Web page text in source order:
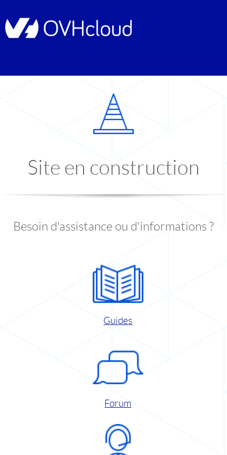
Site en construction
Besoin d'assistance ou d'informations ?
Guides
Forum